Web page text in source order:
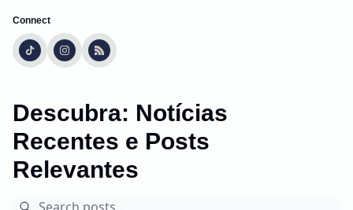
Connect
Descubra: Notícias
Recentes e Posts
Relevantes